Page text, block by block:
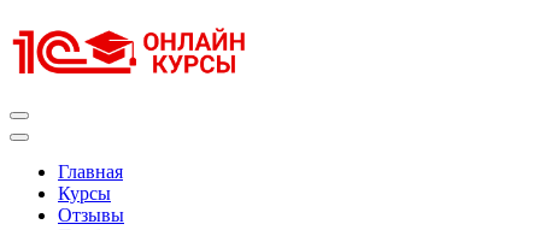
к
содержимому
Главная
Курсы
Отзывы